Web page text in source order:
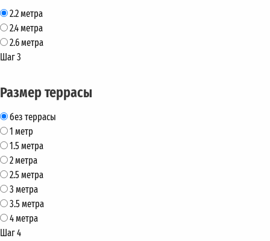
2.2 метра
2.4 метра
2.6 метра
Шаг 3
Размер террасы
без террасы
1 метр
1.5 метра
2 метра
2.5 метра
3 метра
3.5 метра
4 метра
Шаг 4